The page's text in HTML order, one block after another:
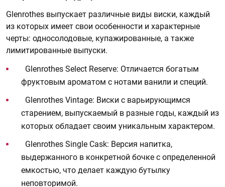
Glenrothes выпускает различные виды виски, каждый
из которых имеет свои особенности и характерные
черты: односолодовые, купажированные, а также
лимитированные выпуски.
Glenrothes Select Reserve: Отличается богатым
фруктовым ароматом с нотами ванили и специй.
Glenrothes Vintage: Виски с варьирующимся
старением, выпускаемый в разные годы, каждый из
которых обладает своим уникальным характером.
Glenrothes Single Cask: Версия напитка,
выдержанного в конкретной бочке с определенной
емкостью, что делает каждую бутылку
неповторимой.